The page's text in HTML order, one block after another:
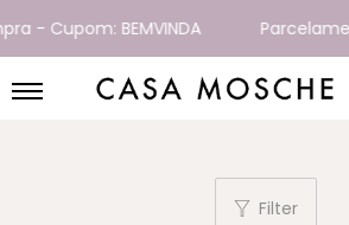
- Cupom: BEMVINDA
Filter